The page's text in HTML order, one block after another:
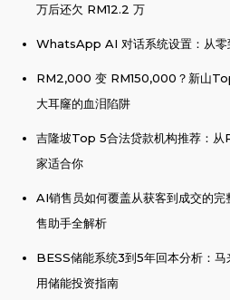
万后还欠 RM12.2 万
WhatsApp AI 对话系统设置：从零
RM2,000 变 RM150,000？新山
大耳窿的血泪陷阱
吉隆坡Top 5合法贷款机构推荐：
家适合你
AI销售员如何覆盖从获客到成交的
售助手全解析
BESS储能系统3到5年回本分析：
用储能投资指南